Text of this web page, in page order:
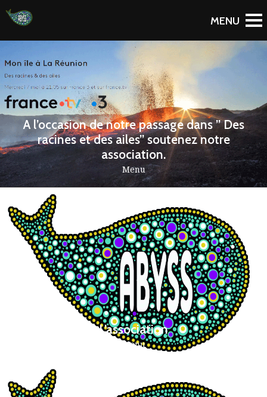
A l’occasion de notre passage dans ” Des
racines et des ailes” soutenez notre
association.
Menu
L’association
Menu